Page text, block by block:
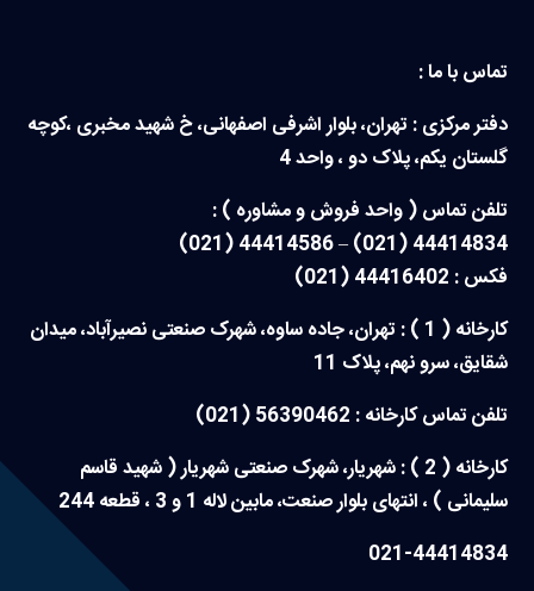
تماس با ما :
دفتر مرکزی : تهران، بلوار اشرفی اصفهانی، خ شهید مخبری ،کوچه
گلستان یکم، پلاک دو ، واحد 4
تلفن تماس ( واحد فروش و مشاوره ) :
44414834 (021) – 44414586 (021)
فکس : 44416402 (021)
کارخانه ( 1 ) : تهران، جاده ساوه، شهرک صنعتی نصیرآباد، میدان
شقایق، سرو نهم، پلاک 11
تلفن تماس کارخانه : 56390462 (021)
کارخانه ( 2 ) : شهریار، شهرک صنعتی شهریار ( شهید قاسم
سلیمانی ) ، انتهای بلوار صنعت، مابین لاله 1 و 3 ، قطعه 244
021-44414834